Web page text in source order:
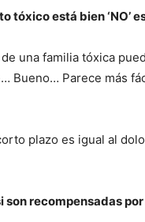
tóxico está bien ‘NO’
una familia tóxica
Bueno… Parece más
plazo es igual al
recompensadas